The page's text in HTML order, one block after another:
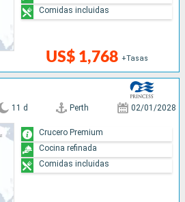
US$ 1,768 +Tasas
Comidas incluidas
11 d Perth 02/01/2028
Crucero Premium
Cocina refinada
Comidas incluidas